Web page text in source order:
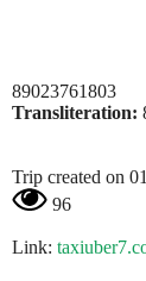
89023761803
Transliteration:
Trip created on
96
Link: